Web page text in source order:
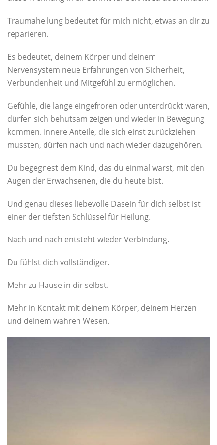
Traumaheilung bedeutet für mich nicht, etwas an dir zu
reparieren.
Es bedeutet, deinem Körper und deinem
Nervensystem neue Erfahrungen von Sicherheit,
Verbundenheit und Mitgefühl zu ermöglichen.
Gefühle, die lange eingefroren oder unterdrückt waren,
dürfen sich behutsam zeigen und wieder in Bewegung
kommen. Innere Anteile, die sich einst zurückziehen
mussten, dürfen nach und nach wieder dazugehören.
Du begegnest dem Kind, das du einmal warst, mit den
Augen der Erwachsenen, die du heute bist.
Und genau dieses liebevolle Dasein für dich selbst ist
einer der tiefsten Schlüssel für Heilung.
Nach und nach entsteht wieder Verbindung.
Du fühlst dich vollständiger.
Mehr zu Hause in dir selbst.
Mehr in Kontakt mit deinem Körper, deinem Herzen
und deinem wahren Wesen.